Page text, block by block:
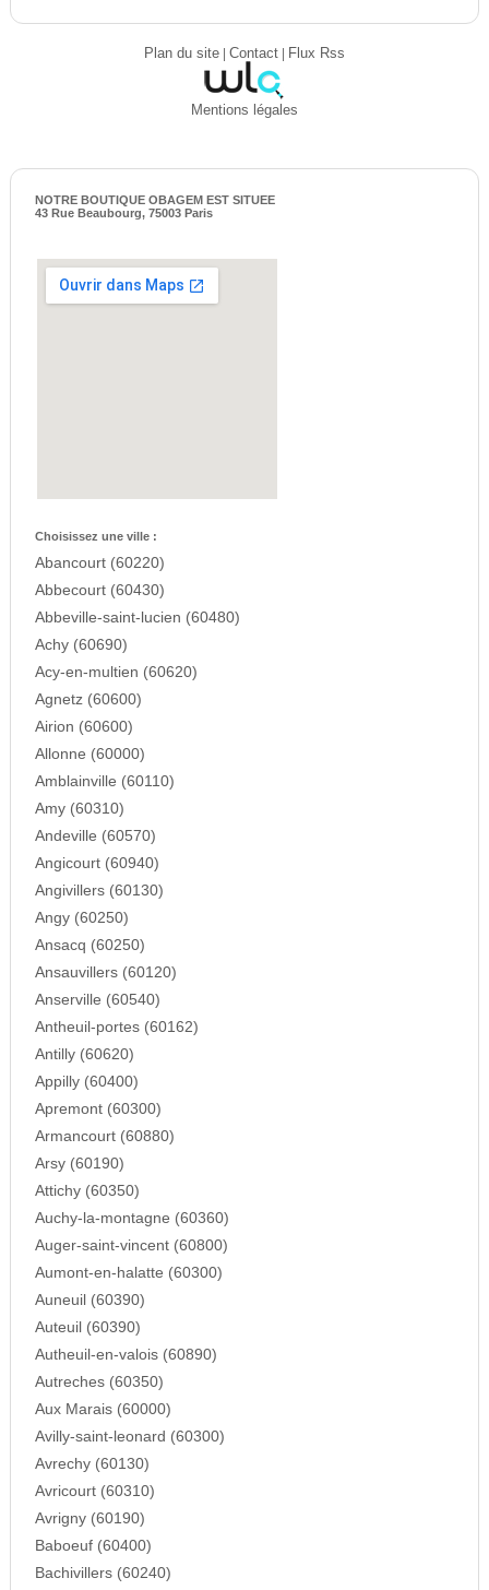
Plan du site| Contact| Flux Rss
Mentions légales
NOTRE BOUTIQUE OBAGEM EST SITUEE
43 Rue Beaubourg, 75003 Paris
Choisissez une ville :
Abancourt (60220)
Abbecourt (60430)
Abbeville-saint-lucien (60480)
Achy (60690)
Acy-en-multien (60620)
Agnetz (60600)
Airion (60600)
Allonne (60000)
Amblainville (60110)
Amy (60310)
Andeville (60570)
Angicourt (60940)
Angivillers (60130)
Angy (60250)
Ansacq (60250)
Ansauvillers (60120)
Anserville (60540)
Antheuil-portes (60162)
Antilly (60620)
Appilly (60400)
Apremont (60300)
Armancourt (60880)
Arsy (60190)
Attichy (60350)
Auchy-la-montagne (60360)
Auger-saint-vincent (60800)
Aumont-en-halatte (60300)
Auneuil (60390)
Auteuil (60390)
Autheuil-en-valois (60890)
Autreches (60350)
Aux Marais (60000)
Avilly-saint-leonard (60300)
Avrechy (60130)
Avricourt (60310)
Avrigny (60190)
Baboeuf (60400)
Bachivillers (60240)